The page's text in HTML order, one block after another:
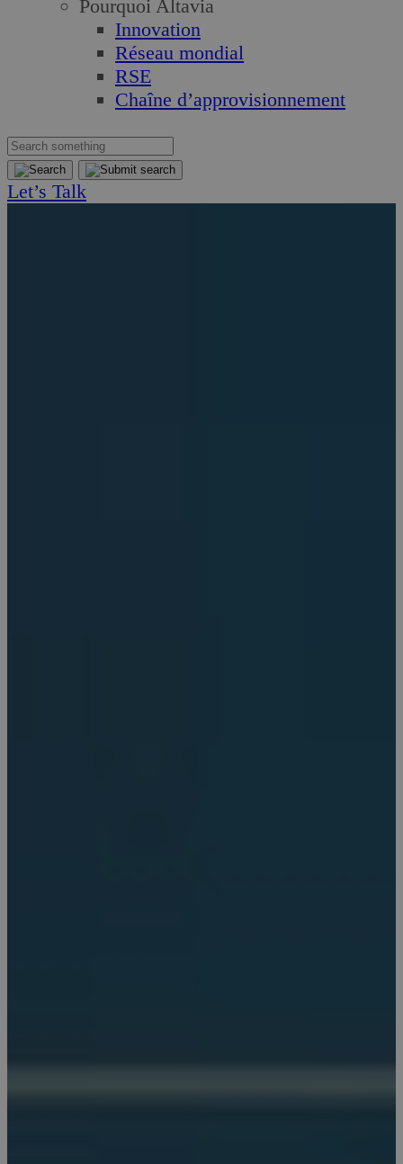
Pourquoi Altavia
Innovation
Réseau mondial
RSE
Chaîne d’approvisionnement
Let’s Talk